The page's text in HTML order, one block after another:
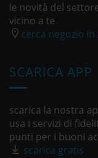
le novità del
vicino a te
cerca negozio in
SCARICA APP
scarica la nostra
usa i servizi di
punti per i buoni
scarica gratis